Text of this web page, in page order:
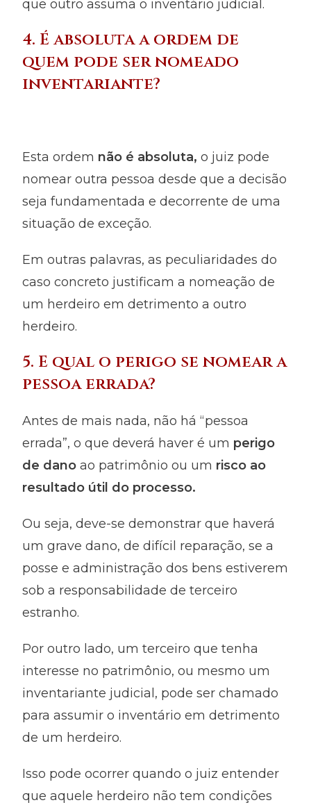
que outro assuma o inventário judicial.
4. É absoluta a ordem de
quem pode ser nomeado
inventariante?
Esta ordem não é absoluta, o juiz pode
nomear outra pessoa desde que a decisão
seja fundamentada e decorrente de uma
situação de exceção.
Em outras palavras, as peculiaridades do
caso concreto justificam a nomeação de
um herdeiro em detrimento a outro
herdeiro.
5. E qual o perigo se nomear a
pessoa errada?
Antes de mais nada, não há “pessoa
errada”, o que deverá haver é um perigo
de dano ao patrimônio ou um risco ao
resultado útil do processo.
Ou seja, deve-se demonstrar que haverá
um grave dano, de difícil reparação, se a
posse e administração dos bens estiverem
sob a responsabilidade de terceiro
estranho.
Por outro lado, um terceiro que tenha
interesse no patrimônio, ou mesmo um
inventariante judicial, pode ser chamado
para assumir o inventário em detrimento
de um herdeiro.
Isso pode ocorrer quando o juiz entender
que aquele herdeiro não tem condições